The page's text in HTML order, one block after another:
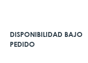
DISPONIBILIDAD BAJO
PEDIDO